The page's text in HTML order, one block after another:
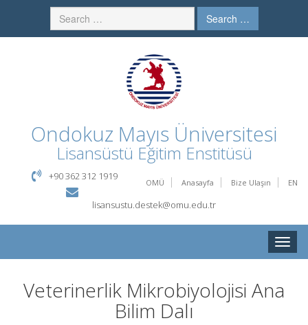
Search …
Ondokuz Mayıs Üniversitesi
Lisansüstü Eğitim Enstitüsü
OMÜ Anasayfa Bize Ulaşın EN
+90 362 312 1919
lisansustu.destek@omu.edu.tr
Toggle
Veterinerlik Mikrobiyolojisi Ana
Bilim Dalı